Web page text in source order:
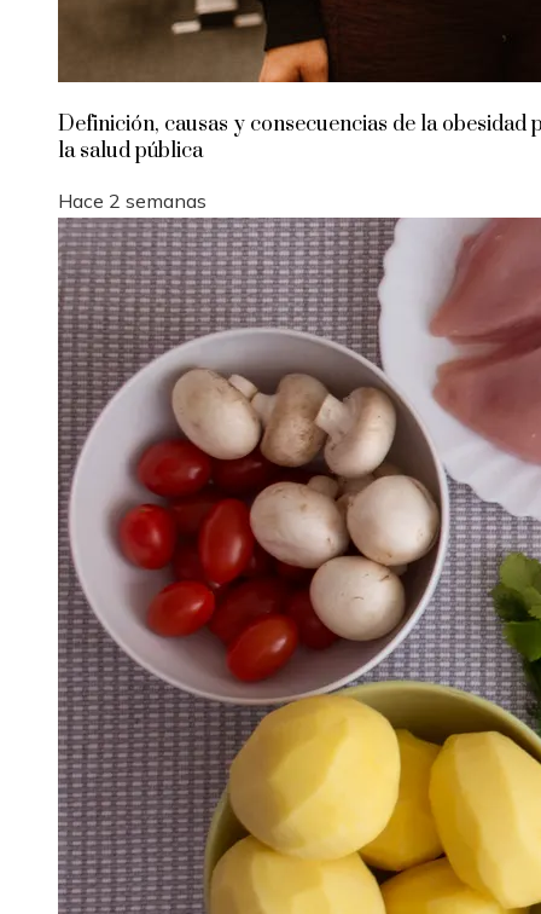
Definición, causas y consecuencias de la obesidad
la salud pública
Hace 2 semanas